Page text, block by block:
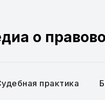
о
практика